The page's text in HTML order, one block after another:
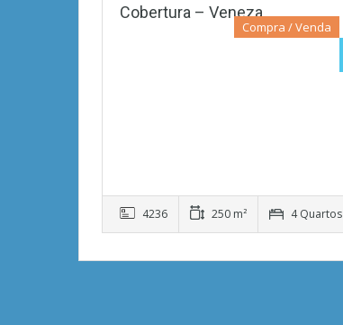
Cobertura – Veneza
Compra / Venda
4236 250 m² 4 Quartos